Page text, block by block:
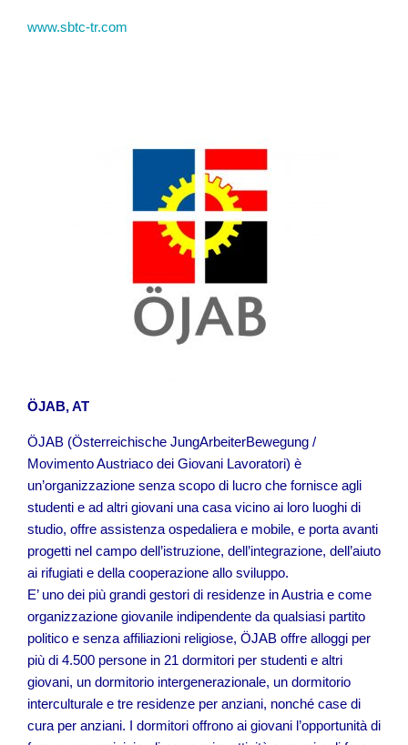
www.sbtc-tr.com
ÖJAB, AT
ÖJAB (Österreichische JungArbeiterBewegung /
Movimento Austriaco dei Giovani Lavoratori) è
un’organizzazione senza scopo di lucro che fornisce agli
studenti e ad altri giovani una casa vicino ai loro luoghi di
studio, offre assistenza ospedaliera e mobile, e porta avanti
progetti nel campo dell’istruzione, dell’integrazione, dell’aiuto
ai rifugiati e della cooperazione allo sviluppo.
E’ uno dei più grandi gestori di residenze in Austria e come
organizzazione giovanile indipendente da qualsiasi partito
politico e senza affiliazioni religiose, ÖJAB offre alloggi per
più di 4.500 persone in 21 dormitori per studenti e altri
giovani, un dormitorio intergenerazionale, un dormitorio
interculturale e tre residenze per anziani, nonché case di
cura per anziani. I dormitori offrono ai giovani l’opportunità di